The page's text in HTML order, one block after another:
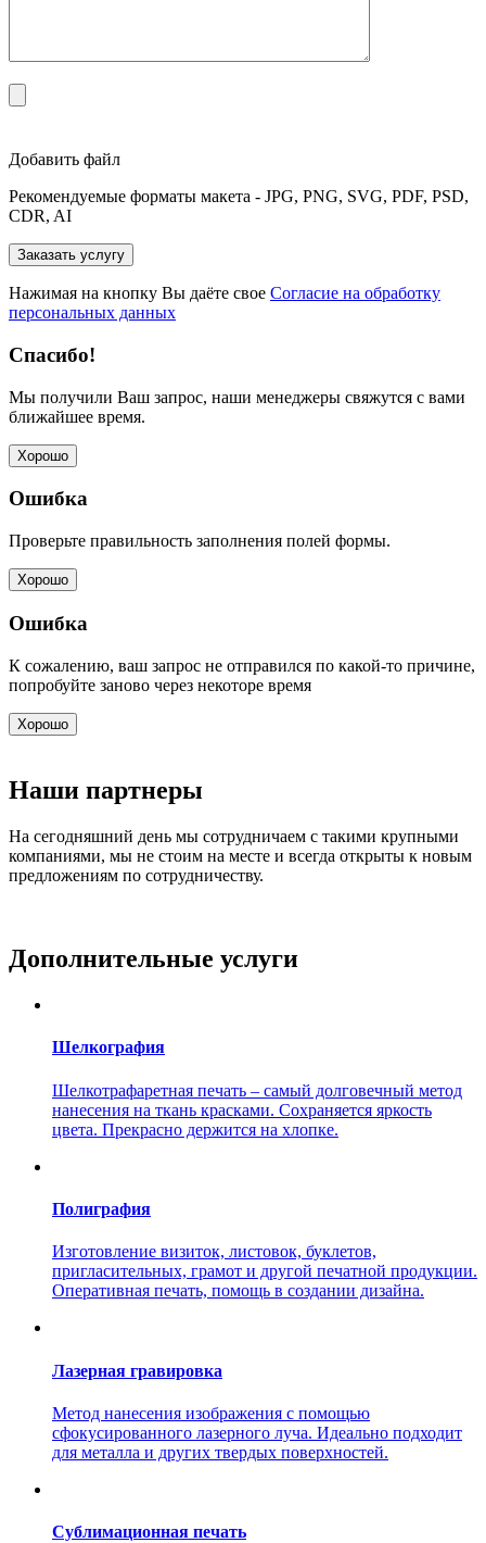
Добавить файл
Рекомендуемые форматы макета - JPG, PNG, SVG, PDF, PSD,
CDR, AI
Нажимая на кнопку Вы даёте свое Согласие на обработку
персональных данных
Спасибо!
Мы получили Ваш запрос, наши менеджеры свяжутся с вами
ближайшее время.
Хорошо
Ошибка
Проверьте правильность заполнения полей формы.
Хорошо
Ошибка
К сожалению, ваш запрос не отправился по какой-то причине,
попробуйте заново через некоторе время
Хорошо
Наши партнеры
На сегодняшний день мы сотрудничаем с такими крупными
компаниями, мы не стоим на месте и всегда открыты к новым
предложениям по сотрудничеству.
Дополнительные услуги
Шелкография
Шелкотрафаретная печать – самый долговечный метод
нанесения на ткань красками. Сохраняется яркость
цвета. Прекрасно держится на хлопке.
Полиграфия
Изготовление визиток, листовок, буклетов,
пригласительных, грамот и другой печатной продукции.
Оперативная печать, помощь в создании дизайна.
Лазерная гравировка
Метод нанесения изображения с помощью
сфокусированного лазерного луча. Идеально подходит
для металла и других твердых поверхностей.
Сублимационная печать